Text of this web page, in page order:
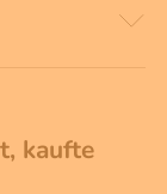
kaufte